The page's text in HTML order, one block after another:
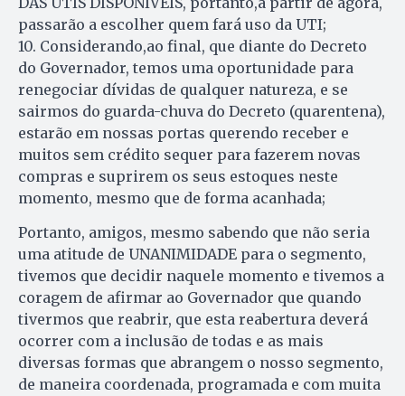
passarão a escolher quem fará uso da UTI;
10. Considerando,ao final, que diante do Decreto
do Governador, temos uma oportunidade para
renegociar dívidas de qualquer natureza, e se
sairmos do guarda-chuva do Decreto (quarentena),
estarão em nossas portas querendo receber e
muitos sem crédito sequer para fazerem novas
compras e suprirem os seus estoques neste
momento, mesmo que de forma acanhada;
Portanto, amigos, mesmo sabendo que não seria
uma atitude de UNANIMIDADE para o segmento,
tivemos que decidir naquele momento e tivemos a
coragem de afirmar ao Governador que quando
tivermos que reabrir, que esta reabertura deverá
ocorrer com a inclusão de todas e as mais
diversas formas que abrangem o nosso segmento,
de maneira coordenada, programada e com muita